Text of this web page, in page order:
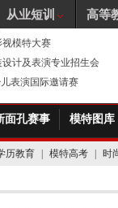
模特大赛
计及表演专业招生会
表演国际邀请赛
面孔赛事 模特图库
历教育 模特高考 时
从业短训 高等